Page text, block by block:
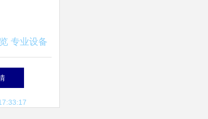
专业设备
案